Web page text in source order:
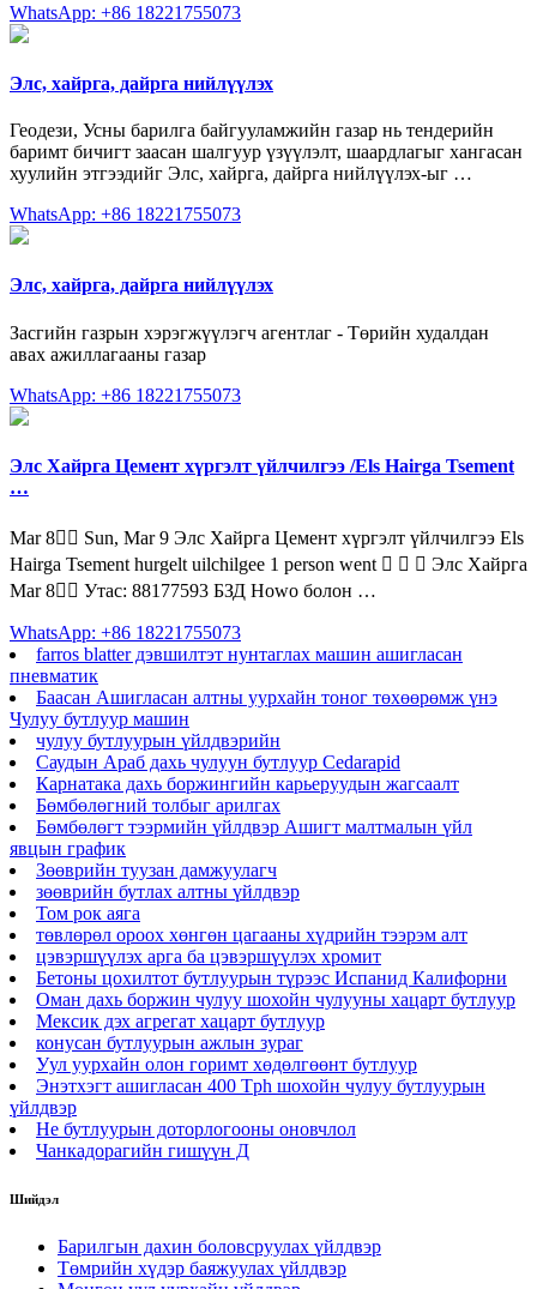
WhatsApp: +86 18221755073
Элс, хайрга, дайрга нийлүүлэх
Геодези, Усны барилга байгууламжийн газар нь тендерийн
баримт бичигт заасан шалгуур үзүүлэлт, шаардлагыг хангасан
хуулийн этгээдийг Элс, хайрга, дайрга нийлүүлэх-ыг …
WhatsApp: +86 18221755073
Элс, хайрга, дайрга нийлүүлэх
Засгийн газрын хэрэгжүүлэгч агентлаг - Төрийн худалдан
авах ажиллагааны газар
WhatsApp: +86 18221755073
Элс Хайрга Цемент хүргэлт үйлчилгээ /Els Hairga Tsement
…
Mar 8󰞋󱟠 Sun, Mar 9 Элс Хайрга Цемент хүргэлт үйлчилгээ Els
Hairga Tsement hurgelt uilchilgee 1 person went 󰤥 󰤦 󰤧 Элс Хайрга
Mar 8󰞋󱟠 Утас: 88177593 БЗД Howo болон …
WhatsApp: +86 18221755073
farros blatter дэвшилтэт нунтаглах машин ашигласан
пневматик
Баасан Ашигласан алтны уурхайн тоног төхөөрөмж үнэ
Чулуу бутлуур машин
чулуу бутлуурын үйлдвэрийн
Саудын Араб дахь чулуун бутлуур Cedarapid
Карнатака дахь боржингийн карьеруудын жагсаалт
Бөмбөлөгний толбыг арилгах
Бөмбөлөгт тээрмийн үйлдвэр Ашигт малтмалын үйл
явцын график
Зөөврийн туузан дамжуулагч
зөөврийн бутлах алтны үйлдвэр
Том рок аяга
төвлөрөл ороох хөнгөн цагааны хүдрийн тээрэм алт
цэвэршүүлэх арга ба цэвэршүүлэх хромит
Бетоны цохилтот бутлуурын түрээс Испанид Калифорни
Оман дахь боржин чулуу шохойн чулууны хацарт бутлуур
Мексик дэх агрегат хацарт бутлуур
конусан бутлуурын ажлын зураг
Уул уурхайн олон горимт хөдөлгөөнт бутлуур
Энэтхэгт ашигласан 400 Tph шохойн чулуу бутлуурын
үйлдвэр
Не бутлуурын доторлогооны оновчлол
Чанкадорагийн гишүүн Д
Шийдэл
Барилгын дахин боловсруулах үйлдвэр
Төмрийн хүдэр баяжуулах үйлдвэр